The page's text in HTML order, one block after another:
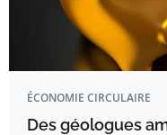
ÉCONOMIE CIRCULAIRE
Des géologues